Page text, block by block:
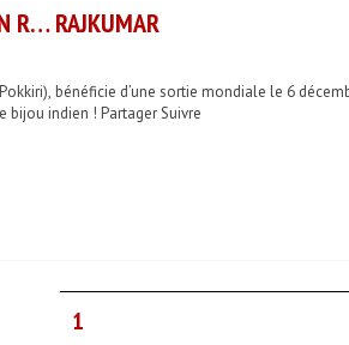
R… RAJKUMAR
bénéficie d’une sortie mondiale le 6
bijou indien ! Partager Suivre
1